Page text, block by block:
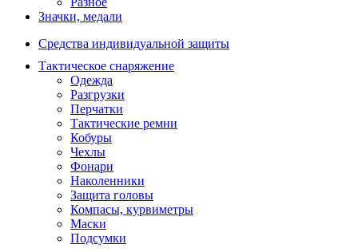
Значки, медали
Средства индивидуальной защиты
Тактическое снаряжение
Одежда
Разгрузки
Перчатки
Тактические ремни
Кобуры
Чехлы
Фонари
Наколенники
Защита головы
Компасы, курвиметры
Маски
Подсумки